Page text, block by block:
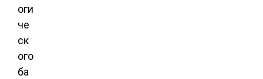
оги
че
ск
ого
ба